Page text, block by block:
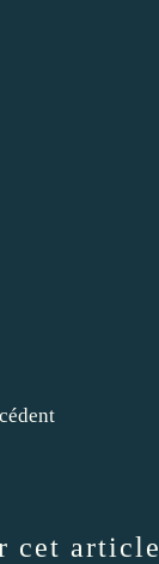
cet article